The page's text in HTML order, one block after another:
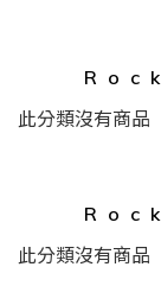
此分類沒有商品
此分類沒有商品